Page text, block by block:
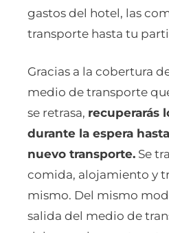
gastos del hotel, las
transporte hasta tu
Gracias a la cobertura
medio de transporte
se retrasa, recuperarás
durante la espera
nuevo transporte. Se
comida, alojamiento y
mismo. Del mismo
salida del medio de